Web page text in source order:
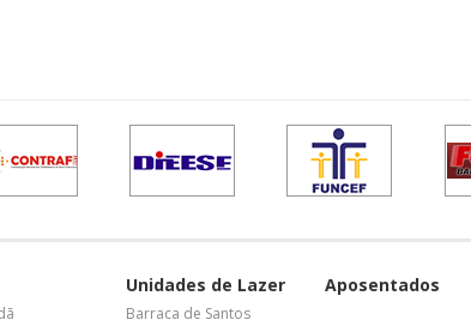
Unidades de Lazer
Barraca de Santos
Aposentados